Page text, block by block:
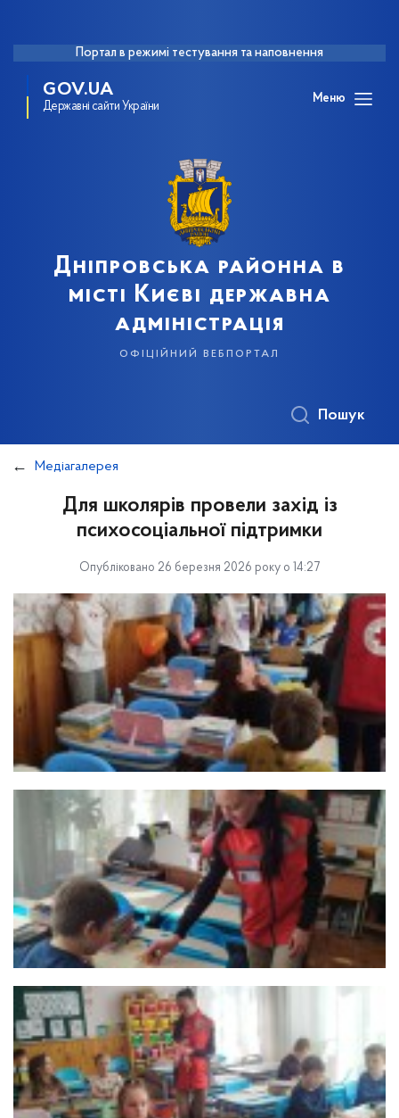
Портал в режимі тестування та наповнення
GOV.UA
Державні сайти України
Меню
Дніпровська районна в
місті Києві державна
адміністрація
офіційний вебпортал
Пошук
Медіагалерея
Для школярів провели захід із
психосоціальної підтримки
Опубліковано 26 березня 2026 року о 14:27